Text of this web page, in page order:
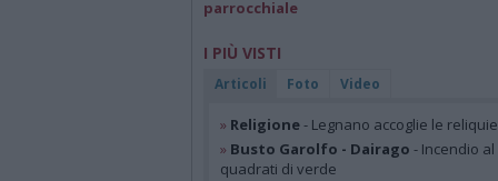
parrocchiale
I PIÙ VISTI
Articoli Foto Video
» Religione- Legnano accoglie le
» Busto Garolfo - Dairago - Incendio
quadrati di verde